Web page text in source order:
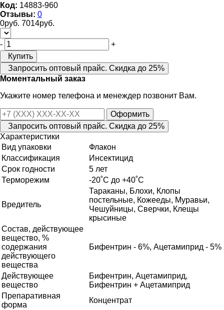
Код: 14883-960
Отзывы: 0
0руб. 7014руб.
-
+
Купить
Запросить оптовый прайс. Скидка до 25%
Моментальный заказ
Укажите номер телефона и менеждер позвонит Вам.
Оформить
Запросить оптовый прайс. Скидка до 25%
Характеристики
Вид упаковки
Флакон
Классификация
Инсектицид
Срок годности
5 лет
Терморежим
-20˚С до +40˚С
Вредитель
Тараканы, Блохи, Клопы
постельные, Кожееды, Муравьи,
Чешуйницы, Сверчки, Клещы
крысиные
Состав, действующее
вещество, %
содержания
действующего
вещества
Бифентрин - 6%, Ацетамиприд - 5%
Действующее
вещество
Бифентрин, Ацетамиприд,
Бифентрин + Ацетамиприд
Препаративная
форма
Концентрат